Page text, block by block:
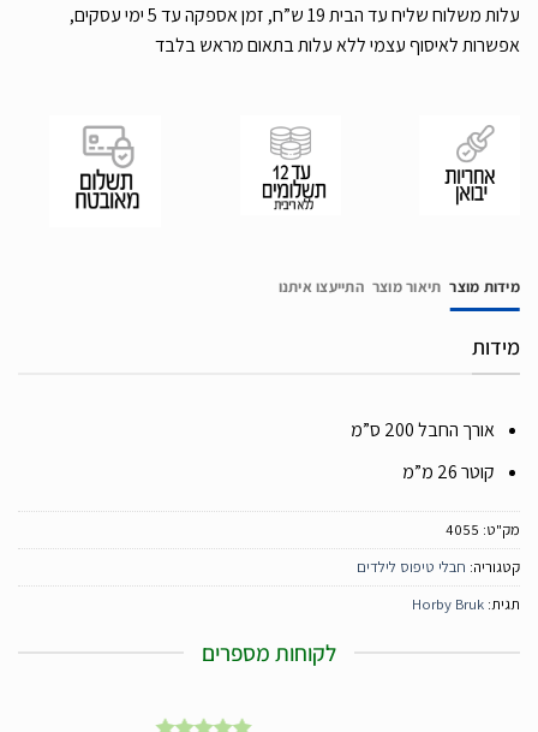
עלות משלוח שליח עד הבית 19 ש”ח, זמן אספקה עד 5 ימי עסקים,
אפשרות לאיסוף עצמי ללא עלות בתאום מראש בלבד
מידות מוצר תיאור מוצר התייעצו איתנו
מידות
אורך החבל 200 ס”מ
קוטר 26 מ”מ
מק"ט: 4055
קטגוריה: חבלי טיפוס לילדים
תגית: Horby Bruk
לקוחות מספרים